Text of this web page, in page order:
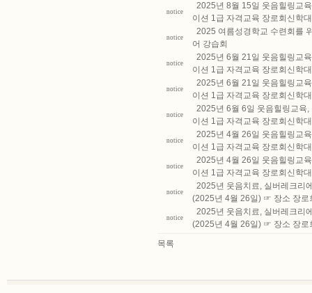
notice
2025년 8월 15일 웃음힐링교
이션 1급 자격교육 장로회신학
notice
2025 여름성경학교 수련회를
어 강습회
notice
2025년 6월 21일 웃음힐링교
이션 1급 자격교육 장로회신학
notice
2025년 6월 21일 웃음힐링교
이션 1급 자격교육 장로회신학
notice
2025년 6월 6일 웃음힐링교육
이션 1급 자격교육 장로회신학
notice
2025년 4월 26일 웃음힐링교
이션 1급 자격교육 장로회신학
notice
2025년 4월 26일 웃음힐링교
이션 1급 자격교육 장로회신학
notice
2025년 웃음치료, 실버레크리
(2025년 4월 26일) ☞ 장소 장로
notice
2025년 웃음치료, 실버레크리
(2025년 4월 26일) ☞ 장소 장로
목록